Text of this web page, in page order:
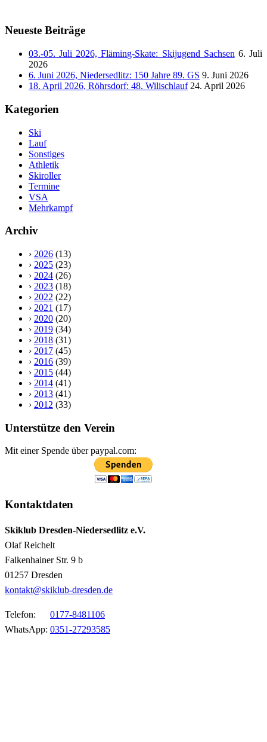
Neueste Beiträge
03.-05. Juli 2026, Fläming-Skate: Skijugend Sachsen 6. Juli
2026
6. Juni 2026, Niedersedlitz: 150 Jahre 89. GS 9. Juni 2026
18. April 2026, Röhrsdorf: 48. Wilischlauf 24. April 2026
Kategorien
Ski
Lauf
Sonstiges
Athletik
Skiroller
Termine
VSA
Mehrkampf
Archiv
› 2026 (13)
› 2025 (23)
› 2024 (26)
› 2023 (18)
› 2022 (22)
› 2021 (17)
› 2020 (20)
› 2019 (34)
› 2018 (31)
› 2017 (45)
› 2016 (39)
› 2015 (44)
› 2014 (41)
› 2013 (41)
› 2012 (33)
Unterstütze den Verein
Mit einer Spende über paypal.com:
Kontaktdaten
Skiklub Dresden-Niedersedlitz e.V.
Olaf Reichelt
Falkenhainer Str. 9 b
01257 Dresden
kontakt@skiklub-dresden.de
Telefon: 0177-8481106
WhatsApp: 0351-27293585